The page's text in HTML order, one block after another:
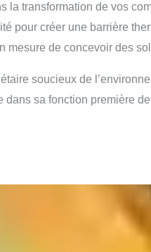
la transformation de vos
pour créer une barrière
mesure de concevoir des
soucieux de
dans sa fonction première